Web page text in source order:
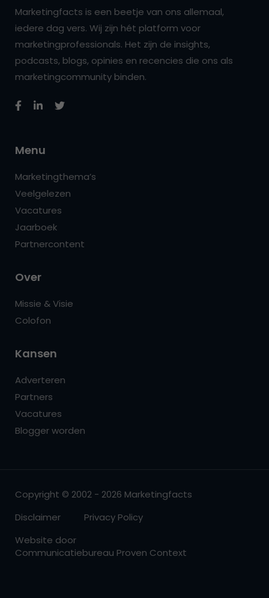
Marketingfacts is een beetje van ons allemaal,
iedere dag vers. Wij zijn hét platform voor
marketingprofessionals. Het zijn de insights,
podcasts, blogs, opinies en recencies die ons als
marketingcommunity binden.
Menu
Marketingthema’s
Veelgelezen
Vacatures
Jaarboek
Partnercontent
Over
Missie & Visie
Colofon
Kansen
Adverteren
Partners
Vacatures
Blogger worden
Copyright © 2002 - 2026 Marketingfacts
Disclaimer
Privacy Policy
Website door
Communicatiebureau Proven Context